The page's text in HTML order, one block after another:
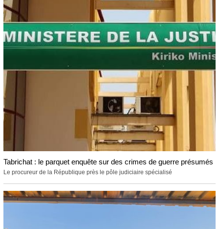
Tabrichat : le parquet enquête sur des crimes de guerre présumés
Le procureur de la République près le pôle judiciaire spécialisé